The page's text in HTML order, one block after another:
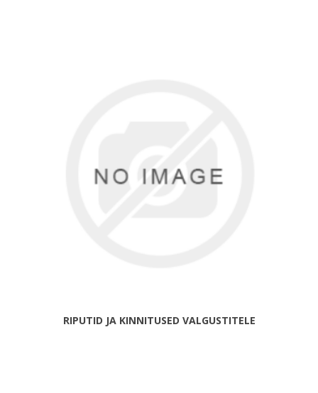
RIPUTID JA KINNITUSED VALGUSTITELE